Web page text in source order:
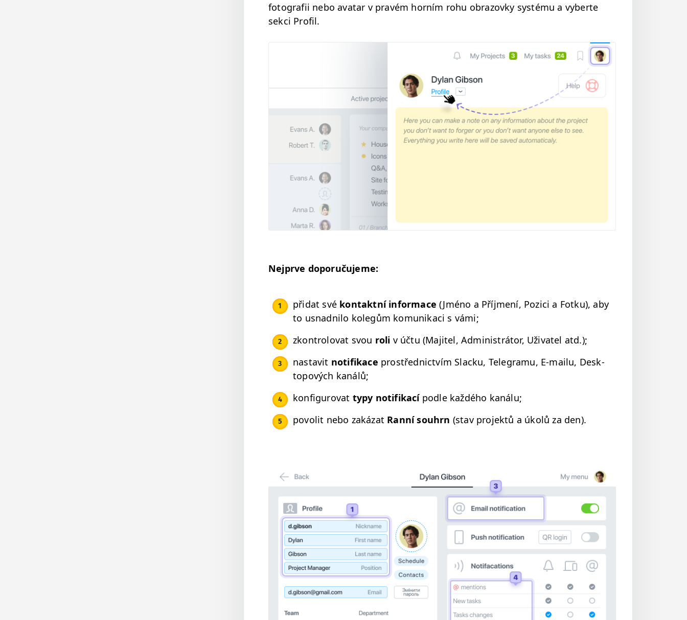
fotografii nebo avatar v pravém horním rohu obra­zovky sys­té­mu a vyberte
sek­ci Profil.
Nejprve doporuču­jeme:
při­dat své kon­tak­t­ní infor­ma­ce (Jméno a Příj­mení, Pozi­ci a Fotku), aby
to usnad­ni­lo kolegům komu­nikaci s vámi;
zkon­trolo­vat svou roli v účtu (Maji­tel, Admin­istrá­tor, Uži­va­tel atd.);
nas­tavit noti­fikace prostřed­nictvím Slacku, Telegra­mu, E‑mailu, Desk­
topových kanálů;
kon­fig­urovat typy noti­fikacípodle každého kanálu;
povolit nebo zakázat Ran­ní souhrn (stav pro­jek­tů a úkolů za den).